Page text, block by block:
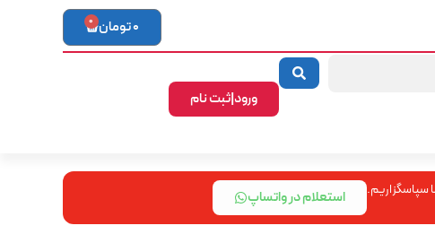
ورود|ثبت نام
0تومان 0
سپاسگزاریم. استعلام در واتساپ